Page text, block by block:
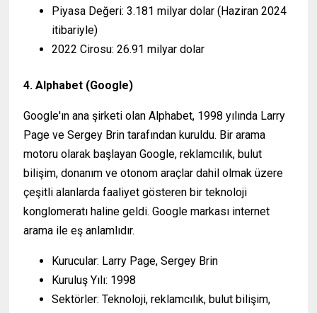
Piyasa Değeri: 3.181 milyar dolar (Haziran 2024
itibariyle)
2022 Cirosu: 26.91 milyar dolar
4. Alphabet (Google)
Google'ın ana şirketi olan Alphabet, 1998 yılında Larry
Page ve Sergey Brin tarafından kuruldu. Bir arama
motoru olarak başlayan Google, reklamcılık, bulut
bilişim, donanım ve otonom araçlar dahil olmak üzere
çeşitli alanlarda faaliyet gösteren bir teknoloji
konglomeratı haline geldi. Google markası internet
arama ile eş anlamlıdır.
Kurucular: Larry Page, Sergey Brin
Kuruluş Yılı: 1998
Sektörler: Teknoloji, reklamcılık, bulut bilişim,